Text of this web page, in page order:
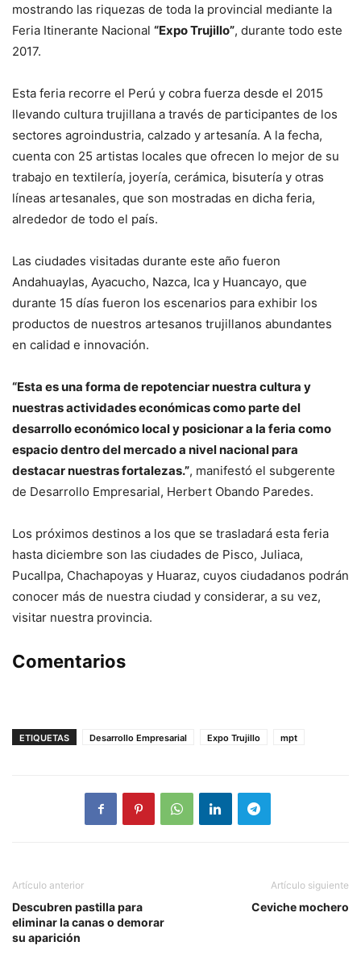
mostrando las riquezas de toda la provincial mediante la
Feria Itinerante Nacional “Expo Trujillo”, durante todo este
2017.
Esta feria recorre el Perú y cobra fuerza desde el 2015
llevando cultura trujillana a través de participantes de los
sectores agroindustria, calzado y artesanía. A la fecha,
cuenta con 25 artistas locales que ofrecen lo mejor de su
trabajo en textilería, joyería, cerámica, bisutería y otras
líneas artesanales, que son mostradas en dicha feria,
alrededor de todo el país.
Las ciudades visitadas durante este año fueron
Andahuaylas, Ayacucho, Nazca, Ica y Huancayo, que
durante 15 días fueron los escenarios para exhibir los
productos de nuestros artesanos trujillanos abundantes
en calidad e innovación.
“Esta es una forma de repotenciar nuestra cultura y
nuestras actividades económicas como parte del
desarrollo económico local y posicionar a la feria como
espacio dentro del mercado a nivel nacional para
destacar nuestras fortalezas.”, manifestó el subgerente
de Desarrollo Empresarial, Herbert Obando Paredes.
Los próximos destinos a los que se trasladará esta feria
hasta diciembre son las ciudades de Pisco, Juliaca,
Pucallpa, Chachapoyas y Huaraz, cuyos ciudadanos podrán
conocer más de nuestra ciudad y considerar, a su vez,
visitar nuestra provincia.
Comentarios
ETIQUETAS Desarrollo Empresarial Expo Trujillo mpt
Artículo anterior
Descubren pastilla para
eliminar la canas o demorar
su aparición
Artículo siguiente
Ceviche mochero